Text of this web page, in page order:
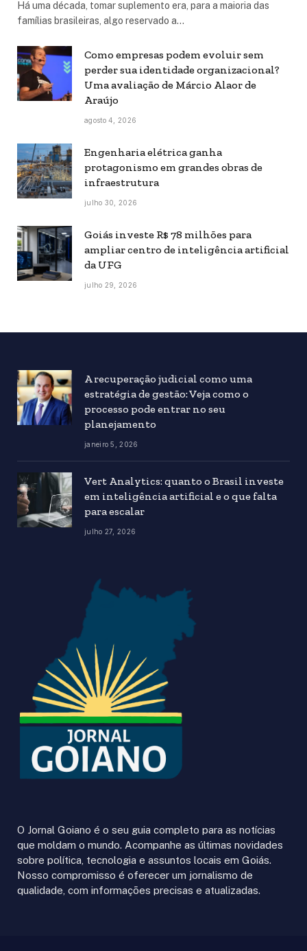
Há uma década, tomar suplemento era, para a maioria das
famílias brasileiras, algo reservado a…
Como empresas podem evoluir sem
perder sua identidade organizacional?
Uma avaliação de Márcio Alaor de
Araújo
agosto 4, 2026
Engenharia elétrica ganha
protagonismo em grandes obras de
infraestrutura
julho 30, 2026
Goiás investe R$ 78 milhões para
ampliar centro de inteligência artificial
da UFG
julho 29, 2026
A recuperação judicial como uma
estratégia de gestão: Veja como o
processo pode entrar no seu
planejamento
janeiro 5, 2026
Vert Analytics: quanto o Brasil investe
em inteligência artificial e o que falta
para escalar
julho 27, 2026
O Jornal Goiano é o seu guia completo para as notícias
que moldam o mundo. Acompanhe as últimas novidades
sobre política, tecnologia e assuntos locais em Goiás.
Nosso compromisso é oferecer um jornalismo de
qualidade, com informações precisas e atualizadas.